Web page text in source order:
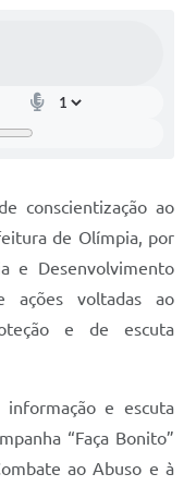
conscientização ao
de Olímpia, por
e Desenvolvimento
ações voltadas ao
e de escuta
e escuta
“Faça Bonito”
ao Abuso e à